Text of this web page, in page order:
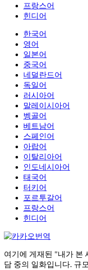
프랑스어
힌디어
한국어
영어
일본어
중국어
네덜란드어
독일어
러시아어
말레이시아어
벵골어
베트남어
스페인어
아랍어
이탈리아어
인도네시아어
태국어
터키어
포르투갈어
프랑스어
힌디어
여기에 게재된 "내가 본
담 중의 일화입니다. 규